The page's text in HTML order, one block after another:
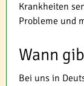
Krankheiten
Probleme und
Wann
Bei uns in